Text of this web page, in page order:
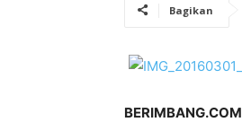
Bagikan
BERIMBANG.COM